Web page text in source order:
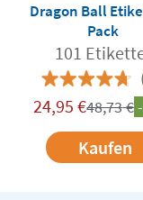
Dragon Ball
Pack
101
24,95 €48,73€
Kaufen